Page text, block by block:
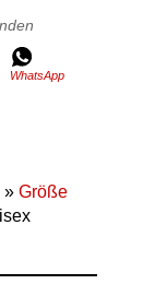
WhatsApp
» Größe